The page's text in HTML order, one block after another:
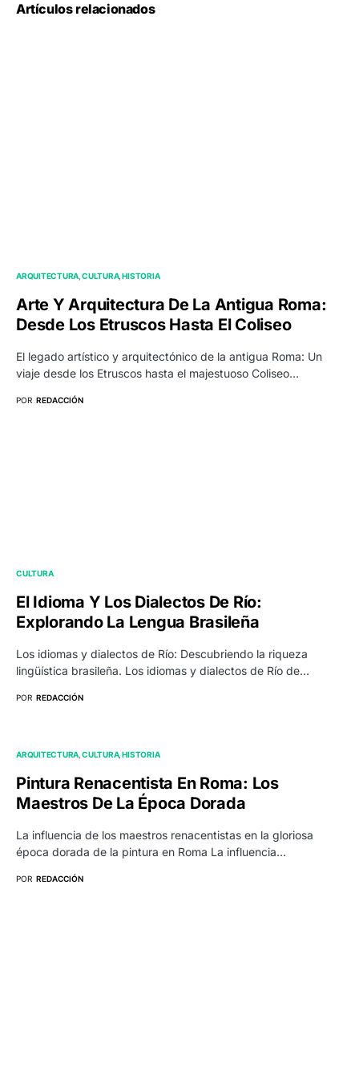
Artículos relacionados
ARQUITECTURA CULTURA HISTORIA
Arte Y Arquitectura De La Antigua Roma:
Desde Los Etruscos Hasta El Coliseo
El legado artístico y arquitectónico de la antigua Roma: Un
viaje desde los Etruscos hasta el majestuoso Coliseo…
POR REDACCIÓN
CULTURA
El Idioma Y Los Dialectos De Río:
Explorando La Lengua Brasileña
Los idiomas y dialectos de Río: Descubriendo la riqueza
lingüística brasileña. Los idiomas y dialectos de Río de…
POR REDACCIÓN
ARQUITECTURA CULTURA HISTORIA
Pintura Renacentista En Roma: Los
Maestros De La Época Dorada
La influencia de los maestros renacentistas en la gloriosa
época dorada de la pintura en Roma La influencia…
POR REDACCIÓN